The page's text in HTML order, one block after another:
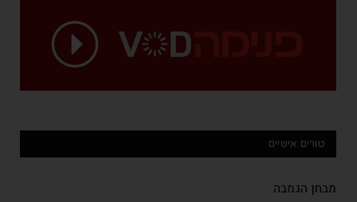
טורים אישיים
מבחן הגמבה